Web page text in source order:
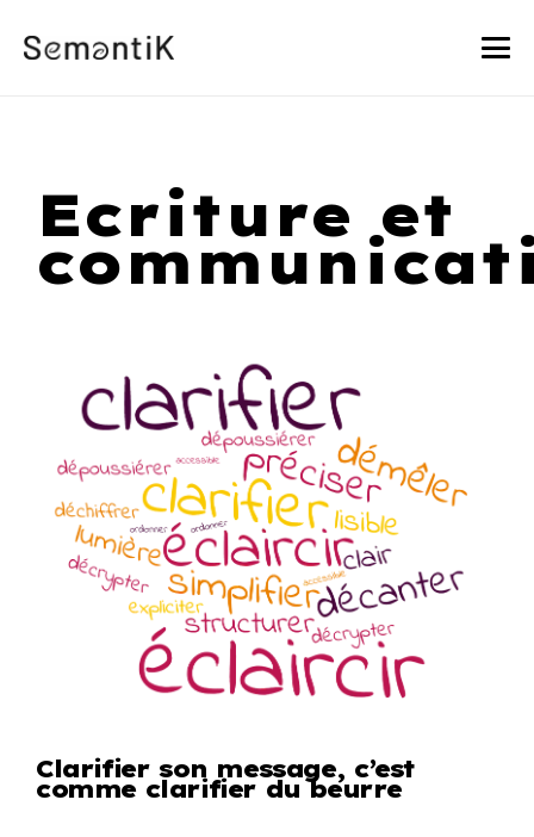
Ecriture et
Clarifier son message, c’est
comme clarifier du beurre